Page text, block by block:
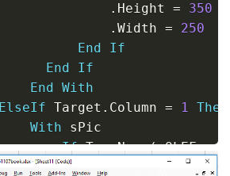
. Height =
350
. Width =
250
End
If
End
If
End
With
ElseIf Target . Column = 1 Then
With sPic
If TypeName(.